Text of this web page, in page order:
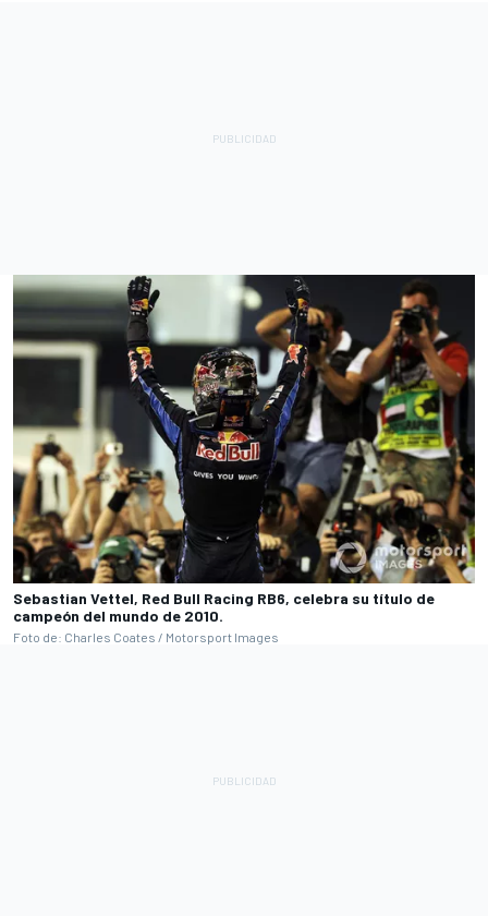
Sebastian Vettel, Red Bull Racing RB6, celebra su título de
campeón del mundo de 2010.
Foto de: Charles Coates / Motorsport Images